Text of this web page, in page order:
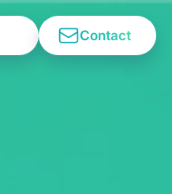
Contact